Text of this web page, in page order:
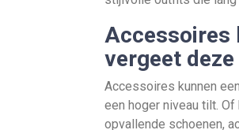
Accessoires
vergeet
Accessoires kunnen
een hoger niveau tilt.
opvallende schoenen,